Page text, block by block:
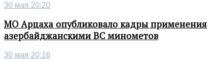
30 мая 20:20
МО Арцаха опубликовало кадры применения
азербайджанскими ВС минометов
30 мая 20:16